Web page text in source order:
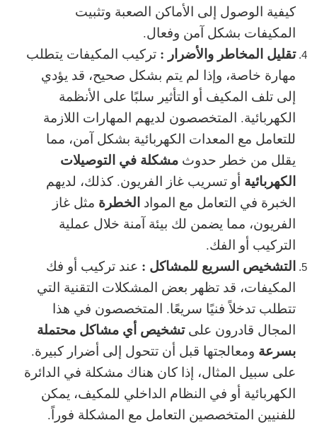
كيفية الوصول إلى الأماكن الصعبة وتثبيت
المكيفات بشكل آمن وفعال.
تقليل المخاطر والأضرار : تركيب المكيفات يتطلب
مهارة خاصة، وإذا لم يتم بشكل صحيح، قد يؤدي
إلى تلف المكيف أو التأثير سلبًا على الأنظمة
الكهربائية. المتخصصون لديهم المهارات اللازمة
للتعامل مع المعدات الكهربائية بشكل آمن، مما
يقلل من خطر حدوث مشكلة في التوصيلات
الكهربائية أو تسريب غاز الفريون. كذلك، لديهم
الخبرة في التعامل مع المواد الخطرة مثل غاز
الفريون، مما يضمن لك بيئة آمنة خلال عملية
التركيب أو الفك.
التشخيص السريع للمشاكل : عند تركيب أو فك
المكيفات، قد تظهر بعض المشكلات التقنية التي
تتطلب تدخلاً فنيًا سريعًا. المتخصصون في هذا
المجال قادرون علىتشخيص أي مشاكل محتملة
بسرعة ومعالجتها قبل أن تتحول إلى أضرار كبيرة.
على سبيل المثال، إذا كان هناك مشكلة في الدائرة
الكهربائية أو في النظام الداخلي للمكيف، يمكن
للفنيين المتخصصين التعامل مع المشكلة فوراً.